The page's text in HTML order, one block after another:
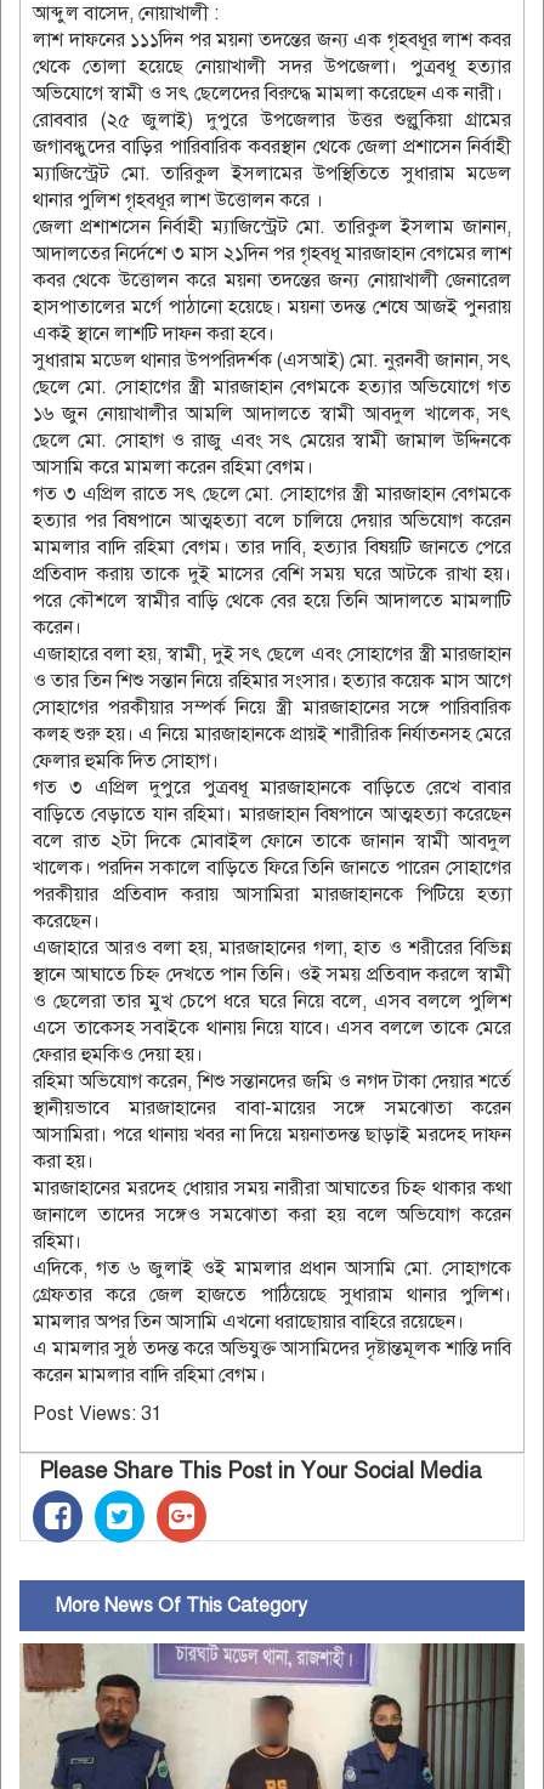
আব্দুল বাসেদ, নোয়াখালী :
লাশ দাফনের ১১১দিন পর ময়না তদন্তের জন্য এক গৃহবধূর লাশ কবর
থেকে তোলা হয়েছে নোয়াখালী সদর উপজেলা। পুত্রবধূ হত্যার
অভিযোগে স্বামী ও সৎ ছেলেদের বিরুদ্ধে মামলা করেছেন এক নারী।
রোববার (২৫ জুলাই) দুপুরে উপজেলার উত্তর শুল্লুকিয়া গ্রামের
জগাবন্ধুদের বাড়ির পারিবারিক কবরস্থান থেকে জেলা প্রশাসেন নির্বাহী
ম্যাজিস্ট্রেট মো. তারিকুল ইসলামের উপস্থিতিতে সুধারাম মডেল
থানার পুলিশ গৃহবধূর লাশ উত্তোলন করে ।
জেলা প্রশাশসেন নির্বাহী ম্যাজিস্ট্রেট মো. তারিকুল ইসলাম জানান,
আদালতের নির্দেশে ৩ মাস ২১দিন পর গৃহবধূ মারজাহান বেগমের লাশ
কবর থেকে উত্তোলন করে ময়না তদন্তের জন্য নোয়াখালী জেনারেল
হাসপাতালের মর্গে পাঠানো হয়েছে। ময়না তদন্ত শেষে আজই পুনরায়
একই স্থানে লাশটি দাফন করা হবে।
সুধারাম মডেল থানার উপপরিদর্শক (এসআই) মো. নুরনবী জানান, সৎ
ছেলে মো. সোহাগের স্ত্রী মারজাহান বেগমকে হত্যার অভিযোগে গত
১৬ জুন নোয়াখালীর আমলি আদালতে স্বামী আবদুল খালেক, সৎ
ছেলে মো. সোহাগ ও রাজু এবং সৎ মেয়ের স্বামী জামাল উদ্দিনকে
আসামি করে মামলা করেন রহিমা বেগম।
গত ৩ এপ্রিল রাতে সৎ ছেলে মো. সোহাগের স্ত্রী মারজাহান বেগমকে
হত্যার পর বিষপানে আত্মহত্যা বলে চালিয়ে দেয়ার অভিযোগ করেন
মামলার বাদি রহিমা বেগম। তার দাবি, হত্যার বিষয়টি জানতে পেরে
প্রতিবাদ করায় তাকে দুই মাসের বেশি সময় ঘরে আটকে রাখা হয়।
পরে কৌশলে স্বামীর বাড়ি থেকে বের হয়ে তিনি আদালতে মামলাটি
করেন।
এজাহারে বলা হয়, স্বামী, দুই সৎ ছেলে এবং সোহাগের স্ত্রী মারজাহান
ও তার তিন শিশু সন্তান নিয়ে রহিমার সংসার। হত্যার কয়েক মাস আগে
সোহাগের পরকীয়ার সম্পর্ক নিয়ে স্ত্রী মারজাহানের সঙ্গে পারিবারিক
কলহ শুরু হয়। এ নিয়ে মারজাহানকে প্রায়ই শারীরিক নির্যাতনসহ মেরে
ফেলার হুমকি দিত সোহাগ।
গত ৩ এপ্রিল দুপুরে পুত্রবধূ মারজাহানকে বাড়িতে রেখে বাবার
বাড়িতে বেড়াতে যান রহিমা। মারজাহান বিষপানে আত্মহত্যা করেছেন
বলে রাত ২টা দিকে মোবাইল ফোনে তাকে জানান স্বামী আবদুল
খালেক। পরদিন সকালে বাড়িতে ফিরে তিনি জানতে পারেন সোহাগের
পরকীয়ার প্রতিবাদ করায় আসামিরা মারজাহানকে পিটিয়ে হত্যা
করেছেন।
এজাহারে আরও বলা হয়, মারজাহানের গলা, হাত ও শরীরের বিভিন্ন
স্থানে আঘাতে চিহ্ন দেখতে পান তিনি। ওই সময় প্রতিবাদ করলে স্বামী
ও ছেলেরা তার মুখ চেপে ধরে ঘরে নিয়ে বলে, এসব বললে পুলিশ
এসে তাকেসহ সবাইকে থানায় নিয়ে যাবে। এসব বললে তাকে মেরে
ফেরার হুমকিও দেয়া হয়।
রহিমা অভিযোগ করেন, শিশু সন্তানদের জমি ও নগদ টাকা দেয়ার শর্তে
স্থানীয়ভাবে মারজাহানের বাবা-মায়ের সঙ্গে সমঝোতা করেন
আসামিরা। পরে থানায় খবর না দিয়ে ময়নাতদন্ত ছাড়াই মরদেহ দাফন
করা হয়।
মারজাহানের মরদেহ ধোয়ার সময় নারীরা আঘাতের চিহ্ন থাকার কথা
জানালে তাদের সঙ্গেও সমঝোতা করা হয় বলে অভিযোগ করেন
রহিমা।
এদিকে, গত ৬ জুলাই ওই মামলার প্রধান আসামি মো. সোহাগকে
গ্রেফতার করে জেল হাজতে পাঠিয়েছে সুধারাম থানার পুলিশ।
মামলার অপর তিন আসামি এখনো ধরাছোয়ার বাহিরে রয়েছেন।
এ মামলার সুষ্ঠ তদন্ত করে অভিযুক্ত আসামিদের দৃষ্টান্তমূলক শাস্তি দাবি
করেন মামলার বাদি রহিমা বেগম।
Post Views: 31
Please Share This Post in Your Social Media
More News Of This Category